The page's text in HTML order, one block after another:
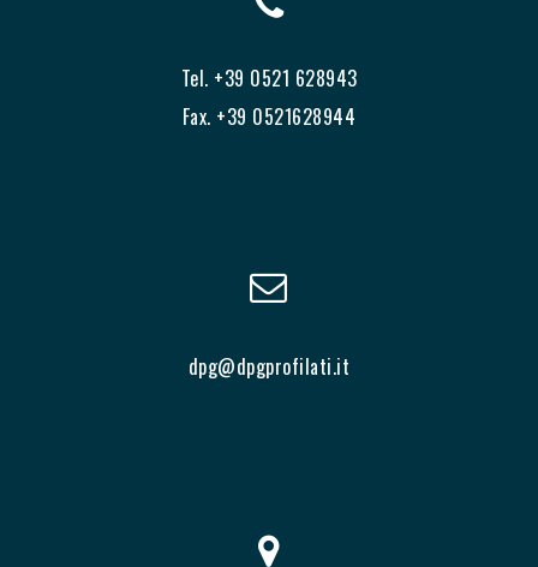
Tel. +39 0521 628943
Fax. +39 0521628944
dpg@dpgprofilati.it